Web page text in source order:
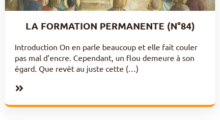
LA FORMATION PERMANENTE (N°84)
Introduction On en parle beaucoup et elle fait couler
pas mal d’encre. Cependant, un flou demeure à son
égard. Que revêt au juste cette (…)